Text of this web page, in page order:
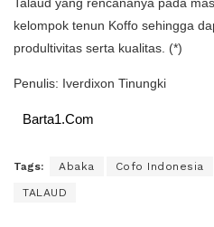
Talaud yang rencananya pada
kelompok tenun Koffo sehingga
produltivitas serta kualitas. (*)
Penulis: Iverdixon Tinungki
Barta1.Com
Tags: Abaka Cofo Indonesia
TALAUD